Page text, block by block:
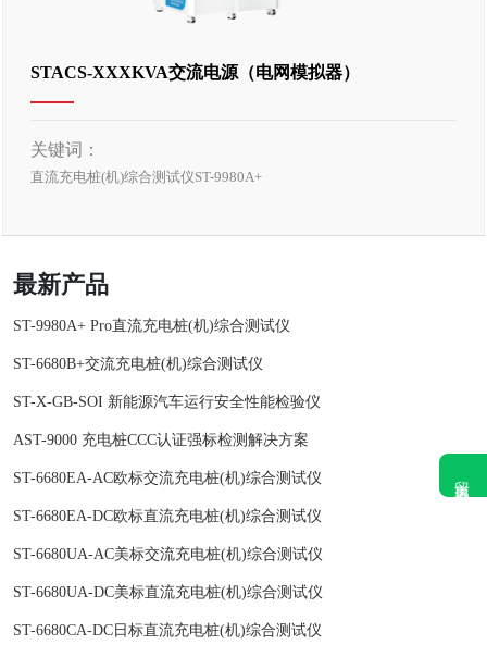
STACS-XXXKVA交流电源（电网模拟器）
关键词：
直流充电桩(机)综合测试仪ST-9980A+
最新产品
ST-9980A+ Pro直流充电桩(机)综合测试仪
ST-6680B+交流充电桩(机)综合测试仪
ST-X-GB-SOI 新能源汽车运行安全性能检验仪
AST-9000 充电桩CCC认证强标检测解决方案
ST-6680EA-AC欧标交流充电桩(机)综合测试仪
ST-6680EA-DC欧标直流充电桩(机)综合测试仪
ST-6680UA-AC美标交流充电桩(机)综合测试仪
ST-6680UA-DC美标直流充电桩(机)综合测试仪
ST-6680CA-DC日标直流充电桩(机)综合测试仪